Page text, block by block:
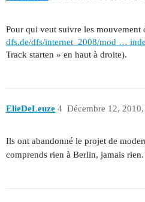
Pour qui veut suivre les mouvement
dfs.de/dfs/internet_2008/mod …
Track starten » en haut à droite).
ElieDeLeuze Décembre 12,
4
Ils ont abandonné le projet de
comprends rien à Berlin, jamais